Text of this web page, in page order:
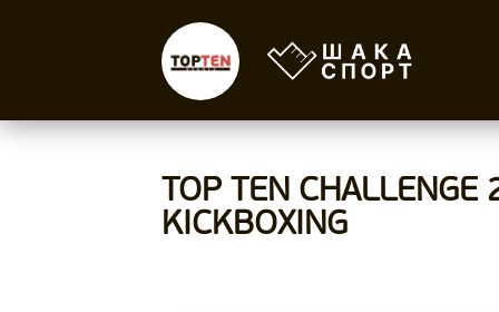
TOP TEN
KICKBOXING